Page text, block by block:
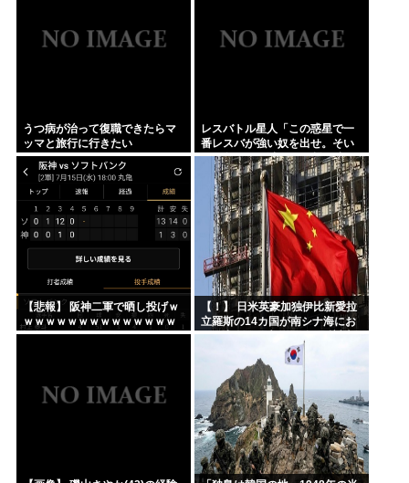
うつ病が治って復職できたらマ
ッマと旅行に行きたい
レスバトル星人「この惑星で一
番レスバが強い奴を出せ。そい
つが負けたら滅ぼす」 誰を出
す？
【悲報】 阪神二軍で晒し投げｗ
ｗｗｗｗｗｗｗｗｗｗｗｗｗｗ
ｗｗｗｗｗｗxｗｗｗｗｗｗｗｗ
【！】 日米英豪加独伊比新愛拉
立羅斯の14カ国が南シナ海にお
ける中国の一方的行動に反対声
明 中国、国際的孤立へ